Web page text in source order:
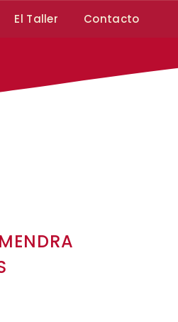
El Taller Contacto